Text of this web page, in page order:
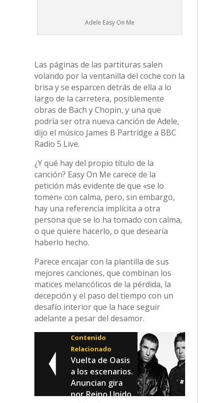
largo de la carretera, posiblemente
obras de Bach y Chopin, y una que
dijo el músico James B Partridge a BBC
Radio 5 Live.
¿Y qué hay del propio título de la
canción? Easy On Me carece de la
petición más evidente de que «se lo
tomen» con calma, pero, sin embargo,
hay una referencia implícita a otra
persona que se lo ha tomado con calma,
o que quiere hacerlo, o que desearía
haberlo hecho.
Parece encajar con la plantilla de sus
mejores canciones, que combinan los
matices melancólicos de la pérdida, la
decepción y el paso del tiempo con un
desafío interior que la hace seguir
adelante a pesar del desamor.
Contenido
Relacionado
Vuelta de Oasis
a los escenarios.
Anuncian gira
por Reino Unido
e Irlanda en
2025
Bienvenida, Adele.
Fuente: bbc.com